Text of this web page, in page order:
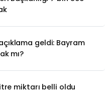
geldi: Bayram
mı?
miktarı belli oldu